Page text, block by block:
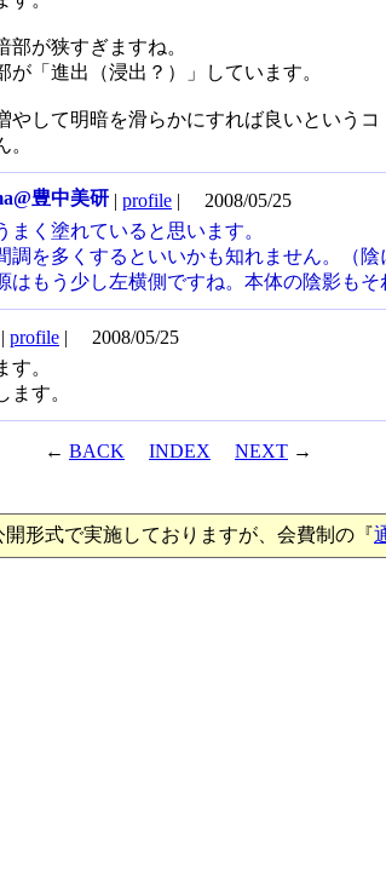
部が狭すぎますね。
「進出（浸出？）」しています。
やして明暗を滑らかにすれば良いというコ
豊中美研 | profile |
2008/05/25
く塗れていると思います。
調を多くするといいかも知れません。（陰
はもう少し左横側ですね。本体の陰影もそ
| profile |
2008/05/25
。
ます。
← BACK INDEX NEXT →
開形式で実施しておりますが、会費制の『